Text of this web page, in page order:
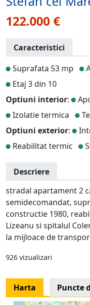
122.000 €
Caracteristici
Suprafata 53 mp
Etaj 3 din 10
Optiuni interior:
Izolatie termica
Optiuni exterior:
Reabilitat termic
Descriere
stradal apartament 2
semidecomandat,
constructie 1980,
Lizeanu si spitalul
la mijloace de
926 vizualizari
Harta Puncte